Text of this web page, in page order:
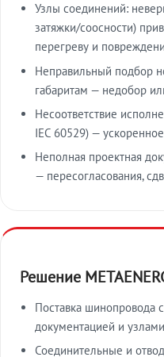
Узлы соединений:
затяжки/соосности)
перегреву и
Неправильный подбор
габаритам — недобор
Несоответствие
IEC 60529) —
Неполная проектная
— пересогласования,
Решение
Поставка шинопровода
документацией и
Соединительные и